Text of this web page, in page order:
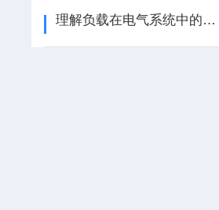
理解负载在电气系统中的概念